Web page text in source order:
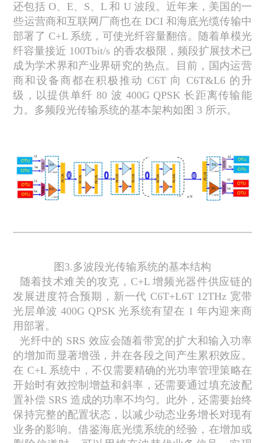
还包括 O、 E、 S、L和 U 波段。近年来，美国的一
些运营商和互联网厂商也在 DCI 和海底光缆传输中
部署了 C+L 系统，可使光纤容量翻倍。随着单模光
纤容量接近 100Tbit/s 的香农极限，频段扩展技术已
成为学术界和产业界研究的热点。目前，国内运营
商和设备商都在积极推动 C6T 向 C6T&L6 的升
级，以提供单纤 80 波 400G QPSK长距离传输能
力。多频段光传输系统的基本架构如图 3 所示。
图 3.多波段光传输系统的基本结构
随着技术难关的攻克， C+L增频光器件供应链的
发展进度符合预期，新一代 C6T+L6T 12THz 宽带
光层单波 400G QPSK 光系统有望在 1 年内迎来商
用部署。
光纤中的 SRS 效应会随着带宽的扩大和输入功率
的增加而显著增强，并在各段之间产生累积效应。
在 C+L 系统中，不仅需要精确的光功率管理策略在
开始时有效控制增益和斜率，还需要通过填充波配
置补偿 SRS 造成的功率不均匀。此外，还需要始终
保持完整的配置状态，以减少动态业务增长对现有
业务的影响。借鉴海底光缆系统的经验，在增加或